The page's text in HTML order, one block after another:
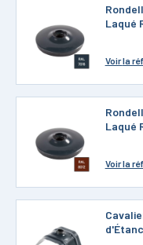
Laqué
Voirla
Laqué
Voirla